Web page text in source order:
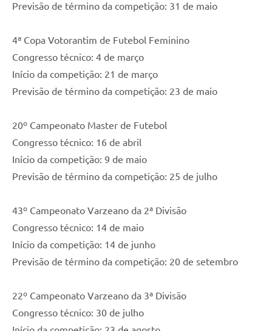
Previsão de término da competição: 31 de maio
4ª Copa Votorantim de Futebol Feminino
Congresso técnico: 4 de março
Início da competição: 21 de março
Previsão de término da competição: 23 de maio
20º Campeonato Master de Futebol
Congresso técnico: 16 de abril
Início da competição: 9 de maio
Previsão de término da competição: 25 de julho
43º Campeonato Varzeano da 2ª Divisão
Congresso técnico: 14 de maio
Início da competição: 14 de junho
Previsão de término da competição: 20 de setembro
22º Campeonato Varzeano da 3ª Divisão
Congresso técnico: 30 de julho